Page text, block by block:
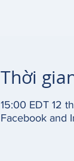
Thời
15:00 EDT 12
Facebook and